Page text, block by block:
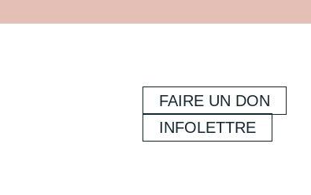
FAIRE UN DON
INFOLETTRE